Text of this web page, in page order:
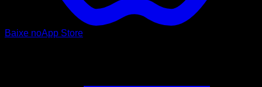
Baixe noApp Store